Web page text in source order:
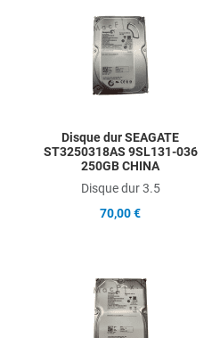
Add to Compare
Disque dur SEAGATE
ST3250318AS 9SL131-036
250GB CHINA
Disque dur 3.5
70,00 €
Add to Compare